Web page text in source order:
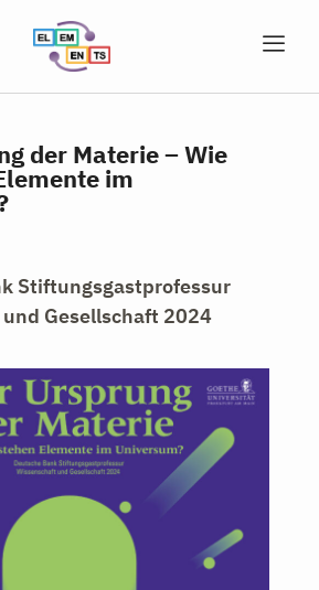
der Materie – Wie
im
Stiftungsgastprofessur
Gesellschaft 2024